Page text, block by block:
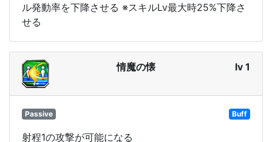
ル発動率を下降させる ※スキルLv最大時25%下降さ
せる
情魔の懐 lv 1
Passive Buff
射程1の攻撃が可能になる